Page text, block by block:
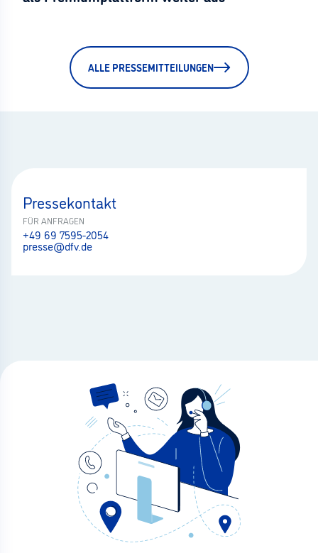
ALLE PRESSEMITTEILUNGEN
Pressekontakt
FÜR ANFRAGEN
+49 69 7595-2054
presse@dfv.de